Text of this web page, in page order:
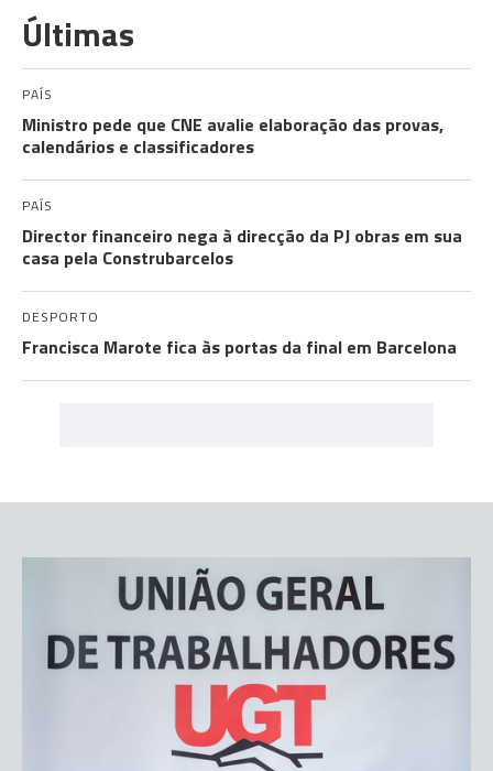
Últimas
PAÍS
Ministro pede que CNE avalie elaboração das provas,
calendários e classificadores
PAÍS
Director financeiro nega à direcção da PJ obras em sua
casa pela Construbarcelos
DESPORTO
Francisca Marote fica às portas da final em Barcelona